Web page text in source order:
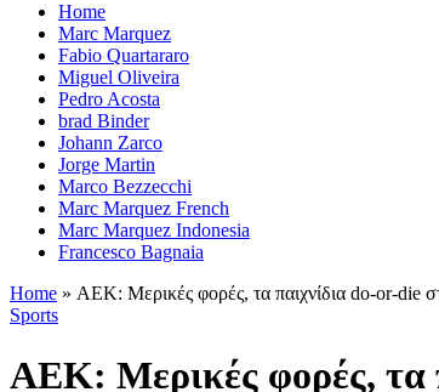
Home
Marc Marquez
Fabio Quartararo
Miguel Oliveira
Pedro Acosta
brad Binder
Johann Zarco
Jorge Martin
Marco Bezzecchi
Marc Marquez French
Marc Marquez Indonesia
Francesco Bagnaia
Home » ΑΕΚ: Μερικές φορές, τα παιχνίδια do-or-die
Sports
ΑΕΚ: Μερικές φορές, τα